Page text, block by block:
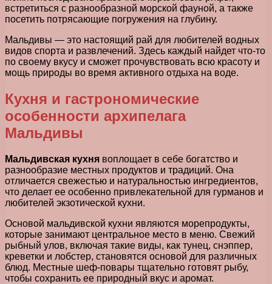
встретиться с разнообразной морской фауной, а также
посетить потрясающие погружения на глубину.
Мальдивы — это настоящий рай для любителей водных
видов спорта и развлечений. Здесь каждый найдет что-то
по своему вкусу и сможет прочувствовать всю красоту и
мощь природы во время активного отдыха на воде.
Кухня и гастрономические
особенности архипелага
Мальдивы
Мальдивская кухня воплощает в себе богатство и
разнообразие местных продуктов и традиций. Она
отличается свежестью и натуральностью ингредиентов,
что делает ее особенно привлекательной для гурманов и
любителей экзотической кухни.
Основой мальдивской кухни являются морепродукты,
которые занимают центральное место в меню. Свежий
рыбный улов, включая такие виды, как тунец, снэппер,
креветки и лобстер, становятся основой для различных
блюд. Местные шеф-повары тщательно готовят рыбу,
чтобы сохранить ее природный вкус и аромат.